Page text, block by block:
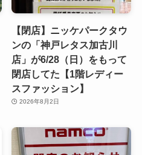
【閉店】ニッケパークタウ
ンの「神戸レタス加古川
店」が6/28（日）をもって
閉店してた【1階レディー
スファッション】
2026年8月2日